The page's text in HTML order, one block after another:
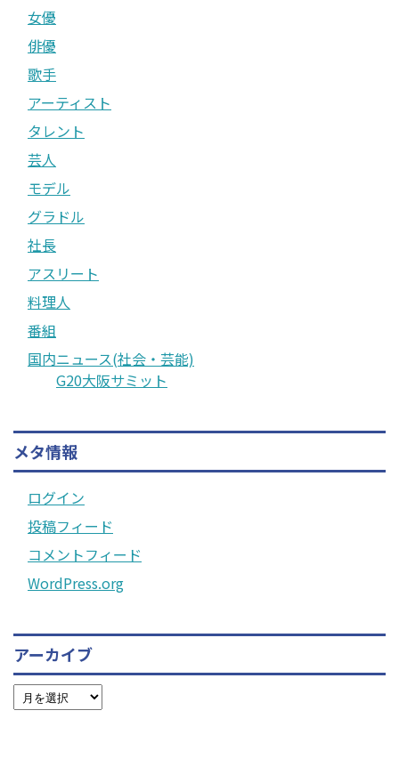
女優
俳優
歌手
アーティスト
タレント
芸人
モデル
グラドル
社長
アスリート
料理人
番組
国内ニュース(社会・芸能)
G20大阪サミット
メタ情報
ログイン
投稿フィード
コメントフィード
WordPress.org
アーカイブ